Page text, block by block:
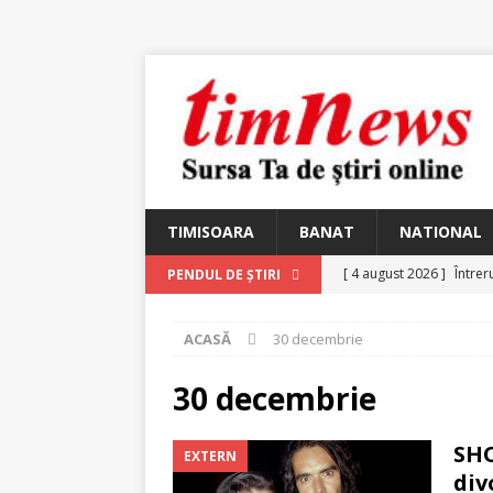
TIMISOARA BANAT NATIONAL
PENDUL DE ȘTIRI [ 4 august 2026 ]
25 martie 1926 – fugit
[ 2 august 2026 ]
Ungureanu,
ACASĂ 30 decembrie
30 decembrie
EXTERN